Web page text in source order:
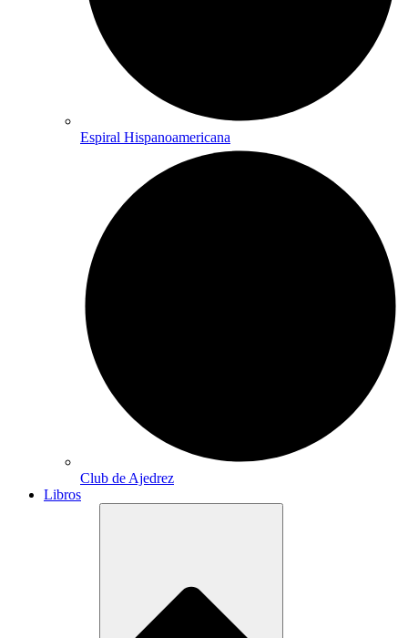
Espiral Hispanoamericana
Club de Ajedrez
Libros